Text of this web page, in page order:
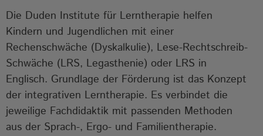
Die Duden Institute für Lerntherapie helfen
Kindern und Jugendlichen mit einer
Rechenschwäche (Dyskalkulie), Lese-Rechtschreib-
Schwäche (LRS, Legasthenie) oder LRS in
Englisch. Grundlage der Förderung ist das Konzept
der integrativen Lerntherapie. Es verbindet die
jeweilige Fachdidaktik mit passenden Methoden
aus der Sprach-, Ergo- und Familientherapie.